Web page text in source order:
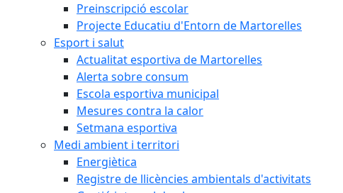
Preinscripció escolar
Projecte Educatiu d'Entorn de Martorelles
Esport i salut
Actualitat esportiva de Martorelles
Alerta sobre consum
Escola esportiva municipal
Mesures contra la calor
Setmana esportiva
Medi ambient i territori
Energiètica
Registre de llicències ambientals d'activitats